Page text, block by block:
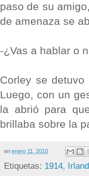
paso de su
de amenaza se
-¿Vas a hablar o
Corley se
Luego, con un
la abrió para
brillaba sobre la
en enero 11, 2010
Etiquetas: 1914,